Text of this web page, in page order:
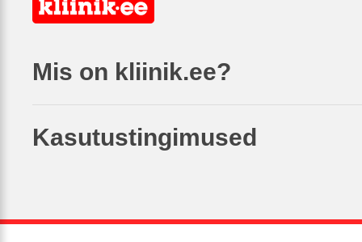
Mis on kliinik.ee?
Kasutustingimused